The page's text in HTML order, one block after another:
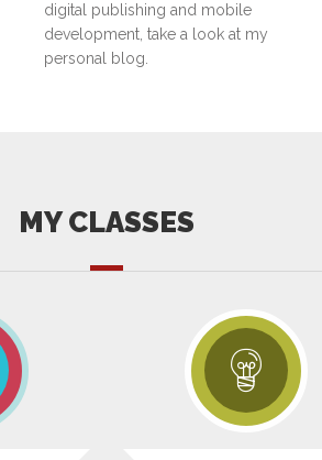
digital publishing and mobile
development, take a look at my
personal blog.
MY CLASSES